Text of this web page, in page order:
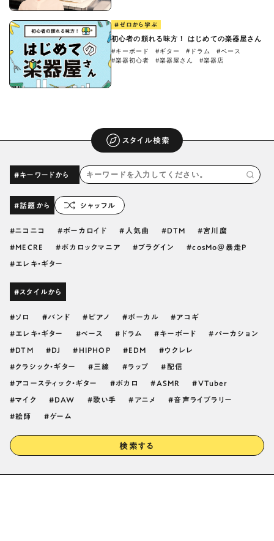
#ゼロから学ぶ
初心者の頼れる味方！ はじめての楽器屋さん
#キーボード #ギター #ドラム
#ベース
#楽器初心者
#楽器屋さん #楽器店
スタイル検索
#キーワードから
#話題から シャッフル
ニコニコ ボーカロイド 人気曲 DTM 宮川麿
MECRE ボカロックマニア プラグイン cosMo＠暴走P
エレキ・ギター
#スタイルから
ソロ バンド ピアノ ボーカル アコギ
エレキ・ギター ベース ドラム キーボード パーカション
DTM DJ HIPHOP EDM ウクレレ
クラシック・ギター 三線 ラップ 配信
アコースティック・ギター ボカロ ASMR VTuber
マイク DAW 歌い手 アニメ 音声ライブラリー
絵師 ゲーム
検索する